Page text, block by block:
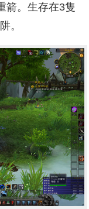
箭。生存在3隻
。